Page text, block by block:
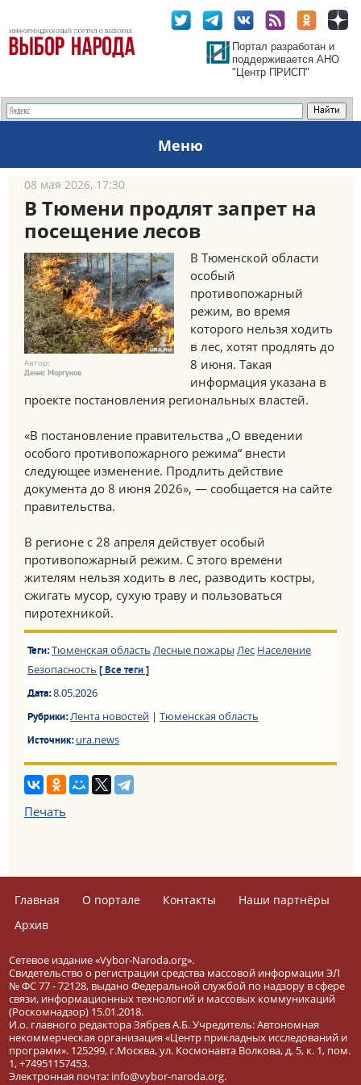
Портал разработан и
поддерживается АНО
"Центр ПРИСП"
Меню
08 мая 2026, 17:30
В Тюмени продлят запрет на
посещение лесов
Автор:
Денис Моргунов
В Тюменской области
особый
противопожарный
режим, во время
которого нельзя ходить
в лес, хотят продлять до
8 июня. Такая
информация указана в
проекте постановления региональных властей.
«В постановление правительства „О введении
особого противопожарного режима“ внести
следующее изменение. Продлить действие
документа до 8 июня 2026», — сообщается на сайте
правительства.
В регионе с 28 апреля действует особый
противопожарный режим. С этого времени
жителям нельзя ходить в лес, разводить костры,
сжигать мусор, сухую траву и пользоваться
пиротехникой.
Теги:Тюменская область Лесные пожары Лес Население
Безопасность [ Все теги ]
Дата:8.05.2026
Рубрики:Лента новостей| Тюменская область
Источник:ura.news
Печать
Главная О портале Контакты
Наши партнёры
Архив
Сетевое издание «Vybor-Naroda.org».
Свидетельство о регистрации средства массовой информации ЭЛ
№ ФС 77 - 72128, выдано Федеральной службой по надзору в сфере
связи, информационных технологий и массовых коммуникаций
(Роскомнадзор) 15.01.2018.
И.о. главного редактора Зябрев А.Б. Учредитель: Автономная
некоммерческая организация «Центр прикладных исследований и
программ». 125299, г.Москва, ул. Космонавта Волкова, д. 5, к. 1, пом.
1, +74951157453.
Электронная почта: info@vybor-naroda.org.